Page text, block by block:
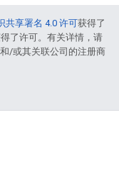
共享署名 4.0 许可获得了
了许可。有关详情，请
/或其关联公司的注册商